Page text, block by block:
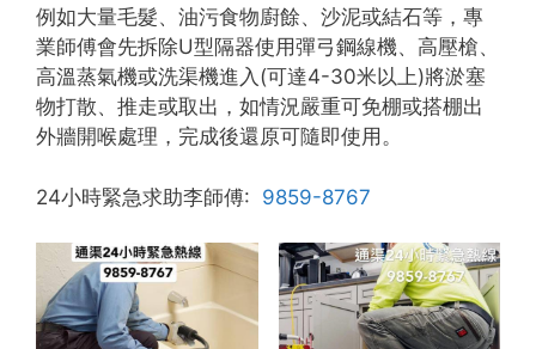
例如大量毛髮、油污食物廚餘、沙泥或結石等，專
業師傅會先拆除U型隔器使用彈弓鋼線機、高壓槍、
高溫蒸氣機或洗渠機進入(可達4-30米以上)將淤塞
物打散、推走或取出，如情況嚴重可免棚或搭棚出
外牆開喉處理，完成後還原可隨即使用。
24小時緊急求助李師傅: 9859-8767